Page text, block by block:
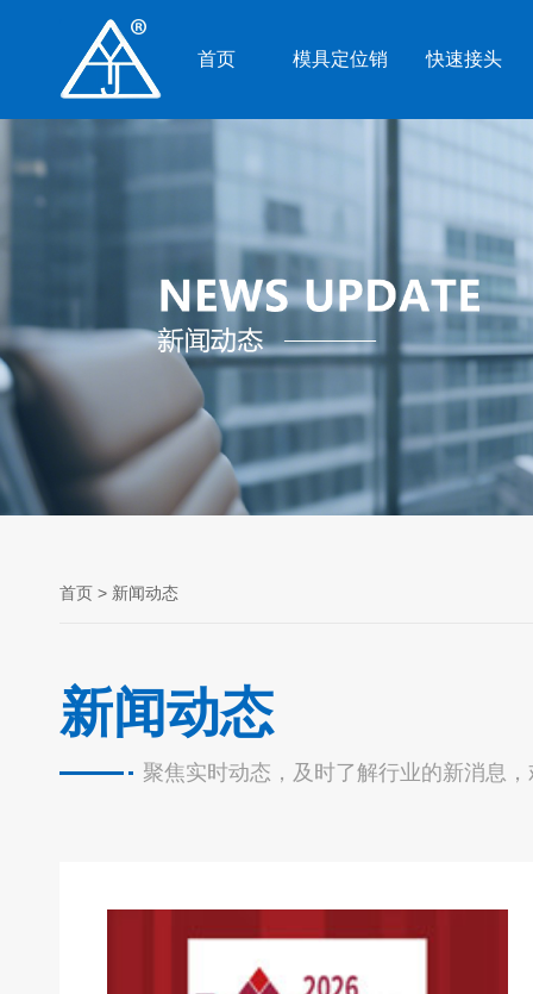
首页 模具定位销 快速接头
首页 > 新闻动态
新闻动态
聚焦实时动态，及时了解行业的新消息